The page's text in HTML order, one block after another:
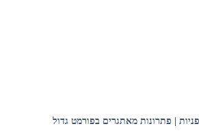
| פתרונות מאתגרים בפורמט גדול